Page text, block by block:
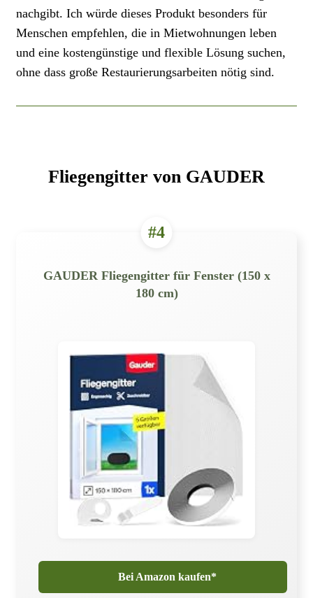
nachgibt. Ich würde dieses Produkt besonders für
Menschen empfehlen, die in Mietwohnungen leben
und eine kostengünstige und flexible Lösung suchen,
ohne dass große Restaurierungsarbeiten nötig sind.
Fliegengitter von GAUDER
#4
GAUDER Fliegengitter für Fenster (150 x
180 cm)
Bei Amazon kaufen*